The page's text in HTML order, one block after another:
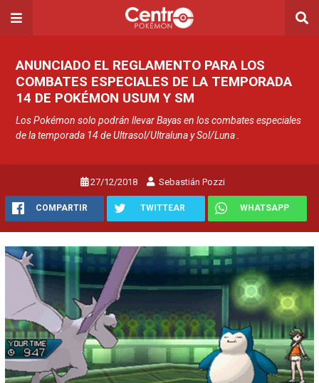
ANUNCIADO EL REGLAMENTO PARA LOS
COMBATES ESPECIALES DE LA TEMPORADA
14 DE POKÉMON USUM Y SM
Los Pokémon solo podrán llevar Bayas en los combates especiales
de la temporada 14 de Ultrasol/Ultraluna y Sol/Luna .
27/12/2018 Sebastián Pozzi
COMPARTIR TWITTEAR WHATSAPP